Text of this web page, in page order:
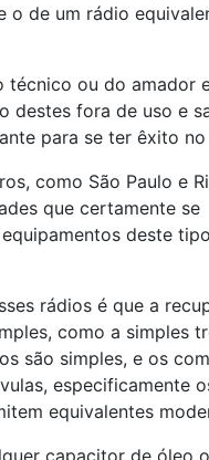
o de um rádio
técnico ou do amador
destes fora de uso e
para se ter êxito
como São Paulo e
que certamente se
deste tipo
rádios é que a
como a simples
são simples, e os
especificamente
equivalentes
capacitor de óleo